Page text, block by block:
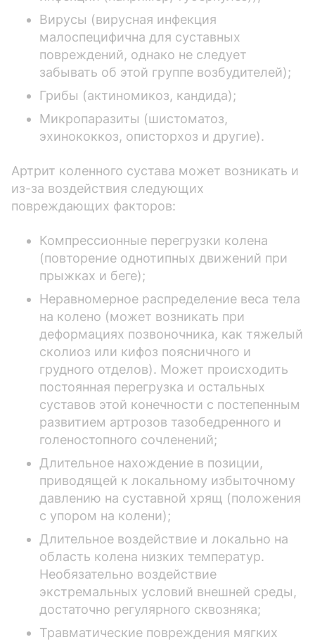
Вирусы (вирусная инфекция
малоспецифична для суставных
повреждений, однако не следует
забывать об этой группе возбудителей);
Грибы (актиномикоз, кандида);
Микропаразиты (шистоматоз,
эхинококкоз, описторхоз и другие).
Артрит коленного сустава может возникать и
из-за воздействия следующих
повреждающих факторов:
Компрессионные перегрузки колена
(повторение однотипных движений при
прыжках и беге);
Неравномерное распределение веса тела
на колено (может возникать при
деформациях позвоночника, как тяжелый
сколиоз или кифоз поясничного и
грудного отделов). Может происходить
постоянная перегрузка и остальных
суставов этой конечности с постепенным
развитием артрозов тазобедренного и
голеностопного сочленений;
Длительное нахождение в позиции,
приводящей к локальному избыточному
давлению на суставной хрящ (положения
с упором на колени);
Длительное воздействие и локально на
область колена низких температур.
Необязательно воздействие
экстремальных условий внешней среды,
достаточно регулярного сквозняка;
Травматические повреждения мягких